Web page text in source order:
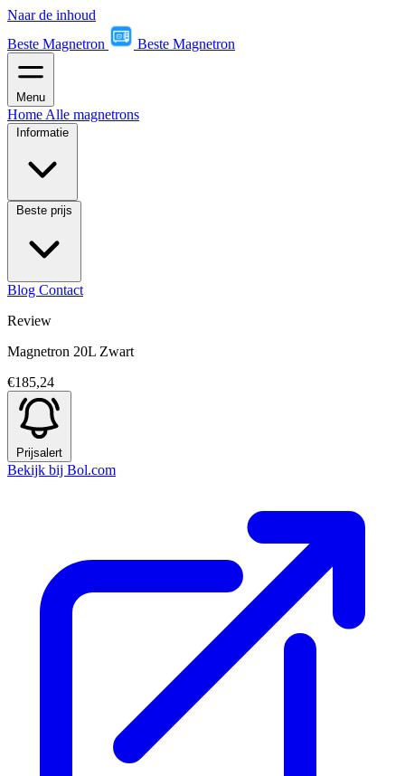
Naar de inhoud
Beste Magnetron
Beste Magnetron
Menu
Home Alle magnetrons
Informatie
Beste prijs
Blog Contact
Review
Magnetron 20L Zwart
€185,24
Prijsalert
Bekijk bij Bol.com